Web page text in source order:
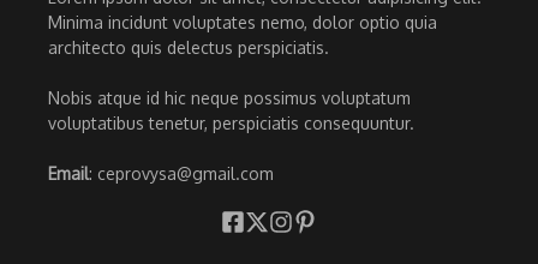
Minima incidunt voluptates nemo, dolor optio quia
architecto quis delectus perspiciatis.
Nobis atque id hic neque possimus voluptatum
voluptatibus tenetur, perspiciatis consequuntur.
Email: ceprovysa@gmail.com